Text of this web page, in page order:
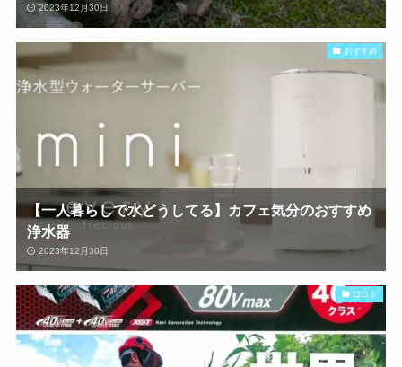
2023年12月30日
おすすめ
【一人暮らしで水どうしてる】カフェ気分のおすすめ
浄水器
2023年12月30日
口コミ